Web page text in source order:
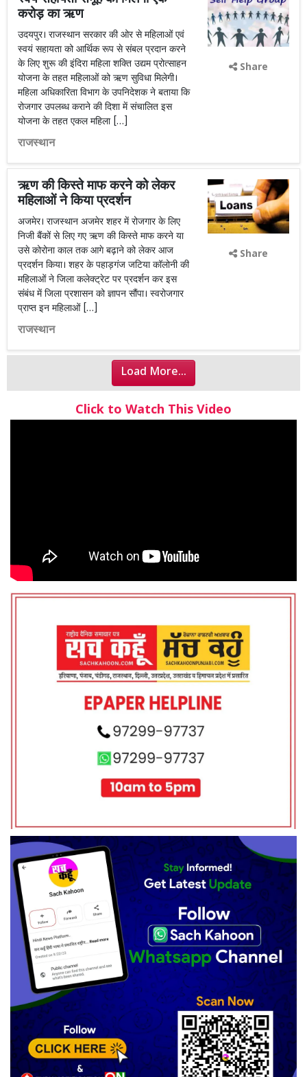
करोड़ का ऋण
उदयपुर। राजस्थान सरकार की ओर से महिलाओं एवं
स्वयं सहायता को आर्थिक रूप से संबल प्रदान करने
के लिए शुरू की इंदिरा महिला शक्ति उद्यम प्रोत्साहन
योजना के तहत महिलाओं को ऋण सुविधा मिलेगी।
महिला अधिकारिता विभाग के उपनिदेशक ने बताया कि
रोजगार उपलब्ध कराने की दिशा में संचालित इस
योजना के तहत एकल महिला […]
राजस्थान
Share
ऋण की किस्ते माफ करने को लेकर
महिलाओं ने किया प्रदर्शन
अजमेर। राजस्थान अजमेर शहर में रोजगार के लिए
निजी बैंकों से लिए गए ऋण की किस्ते माफ करने या
उसे कोरोना काल तक आगे बढ़ाने को लेकर आज
प्रदर्शन किया। शहर के पहाड़गंज जटिया कॉलोनी की
महिलाओं ने जिला कलेक्ट्रेट पर प्रदर्शन कर इस
संबंध में जिला प्रशासन को ज्ञापन सौंपा। स्वरोजगार
प्राप्त इन महिलाओं […]
राजस्थान
Share
Load More...
Click to Watch This Video